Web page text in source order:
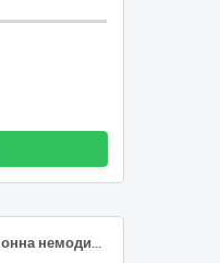
Емульсія бітумна дорожня катіонна немодифікована швидкорозпадна ЕК-Ш - 60